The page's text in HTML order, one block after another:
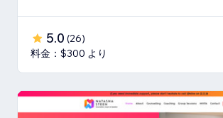
5.0 (26)
料金：$300 より